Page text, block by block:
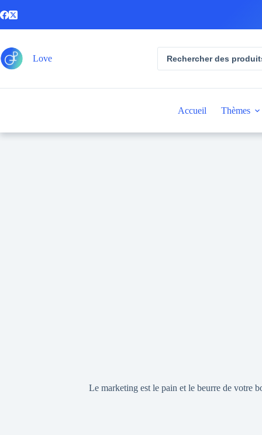
au
Love
produits
Accueil Thèmes
Le marketing est le pain et le beurre de votre